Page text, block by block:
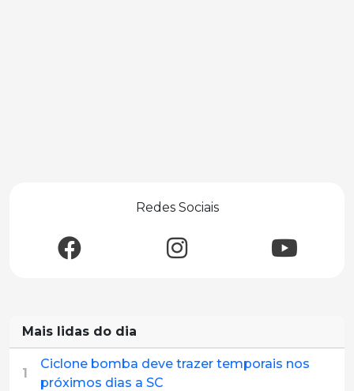
Redes Sociais
Mais lidas do dia
1
Ciclone bomba deve trazer temporais nos
próximos dias a SC